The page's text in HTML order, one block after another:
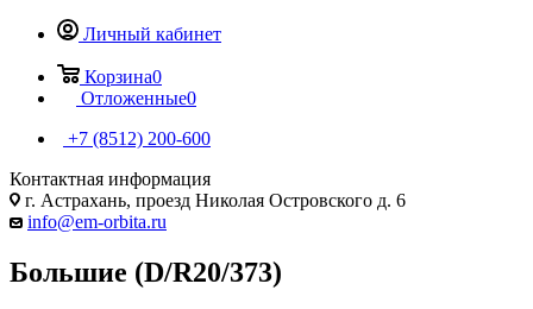
Личный кабинет
Корзина0
Отложенные0
+7 (8512) 200-600
Контактная информация
г. Астрахань, проезд Николая Островского д. 6
info@em-orbita.ru
Большие (D/R20/373)